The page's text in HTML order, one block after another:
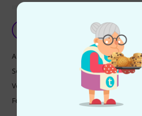
Die beste Marine Band bis jetzt
Gerd7585 04.09.2015
Ansprache
Sound
Verarbeitung
Features